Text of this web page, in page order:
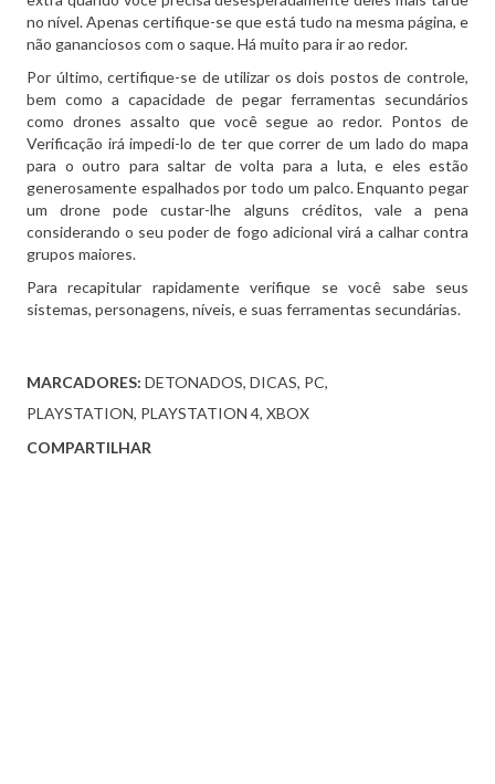
no nível.Apenas certifique-se que está tudo na mesma página, e
não gananciosos com o saque.Há muito para ir ao redor.
Por último, certifique-se de utilizar os dois postos de controle,
bem como a capacidade de pegar ferramentas secundários
como drones assalto que você segue ao redor. Pontos de
Verificação irá impedi-lo de ter que correr de um lado do mapa
para o outro para saltar de volta para a luta, e eles estão
generosamente espalhados por todo um palco. Enquanto pegar
um drone pode custar-lhe alguns créditos, vale a pena
considerando o seu poder de fogo adicional virá a calhar contra
grupos maiores.
Para recapitular rapidamente verifique se você sabe seus
sistemas, personagens, níveis, e suas ferramentas secundárias.
MARCADORES: DETONADOS DICAS PC
PLAYSTATION PLAYSTATION 4 XBOX
COMPARTILHAR